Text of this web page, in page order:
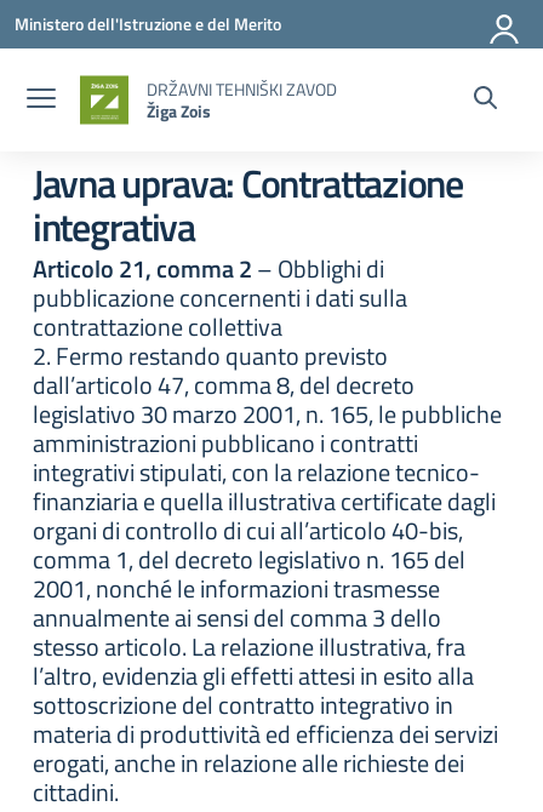
Vai ai contenuti
Vai al menu di navigazione
Vai al footer
Ministero dell'Istruzione e del Merito
DRŽAVNI TEHNIŠKI ZAVOD
Žiga Zois
Javna uprava:Contrattazione
integrativa
Articolo 21, comma 2– Obblighi di
pubblicazione concernenti i dati sulla
contrattazione collettiva
2. Fermo restando quanto previsto
dall’articolo 47, comma 8, del decreto
legislativo 30 marzo 2001, n. 165, le pubbliche
amministrazioni pubblicano i contratti
integrativi stipulati, con la relazione tecnico-
finanziaria e quella illustrativa certificate dagli
organi di controllo di cui all’articolo 40-bis,
comma 1, del decreto legislativo n. 165 del
2001, nonché le informazioni trasmesse
annualmente ai sensi del comma 3 dello
stesso articolo. La relazione illustrativa, fra
l’altro, evidenzia gli effetti attesi in esito alla
sottoscrizione del contratto integrativo in
materia di produttività ed efficienza dei servizi
erogati, anche in relazione alle richieste dei
cittadini.